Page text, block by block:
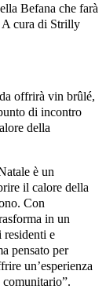
Befana che farà
A cura di Strilly
offrirà vin brûlé,
di incontro
della
è un
il calore della
Con
in un
residenti e
pensato per
un’esperienza